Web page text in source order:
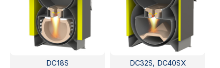
DC18S DC32S, DC40SX